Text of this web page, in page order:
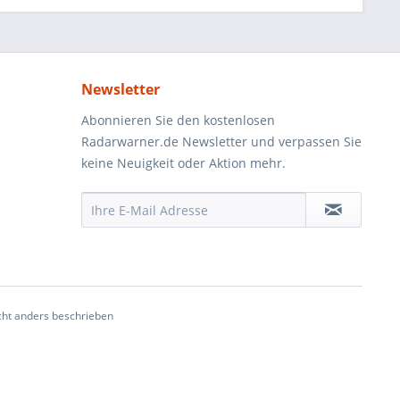
Newsletter
Abonnieren Sie den kostenlosen
Radarwarner.de Newsletter und verpassen Sie
keine Neuigkeit oder Aktion mehr.
anders beschrieben